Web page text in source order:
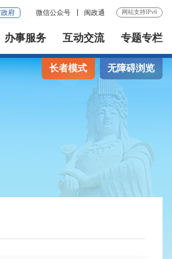
府 微信公众号 闽政通 网站支持IPv6
办事服务 互动交流 专题专栏
长者模式 无障碍浏览